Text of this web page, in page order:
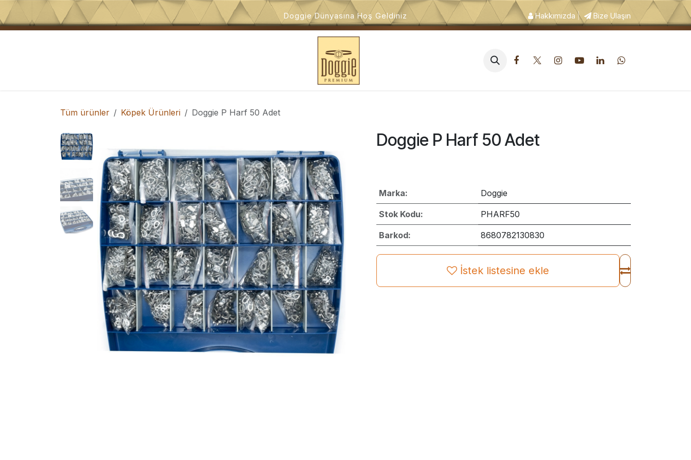
İçeriğe atla
Doggie Dünyasına Hoş Geldiniz Hakkımızda | Bize Ulaşın
Köpek Oyuncakları Köpek Dış Mekan Ürünleri Köpek Tuvalet ve Hijyen Ürünleri
Tüm ürünler Köpek Ürünleri Doggie P Harf 50 Adet
Doggie P Harf 50 Adet
Marka: Doggie
Stok Kodu: PHARF50
Barkod: 8680782130830
İstek listesine ekle